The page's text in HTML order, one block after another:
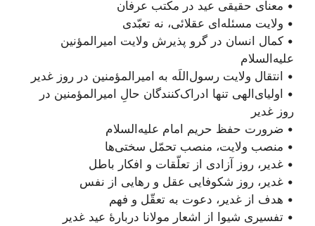
• معنای حقیقی عید در مکتب عرفان
• ولایت مسئله‌ای عقلائی، نه تعبّدی
• کمال انسان در گرو پذیرش ولایت امیرالمؤنین
علیه‌السلام
• انتقال ولایت رسول‌اللَه به امیرالمؤمنین در روز غدیر
• اولیای‌الهی تنها ادراک‌کنندگان حالِ امیرالمؤمنین در
روز غدیر
• ضرورت حفظ حریم امام علیه‌السلام
• منصب ولایت، منصب تحمّل سختی‌ها
• غدیر، روز آزادی از تعلّقات و افکار باطل
• غدیر، روز شکوفایی عقل و رهایی از نفس
• هدف از غدیر، دعوت به تعقّل و فهم
• تفسیری شیوا از اشعار مولانا دربارۀ عید غدیر